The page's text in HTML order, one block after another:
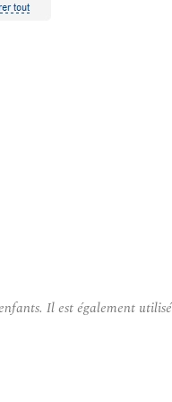
Il est également